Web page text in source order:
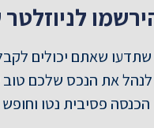
שאתם יכולים
לנהל את הנכס שלכם
הכנסה פסיבית נטו